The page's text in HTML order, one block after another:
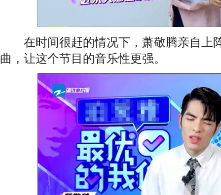
在时间很赶的情况下，萧敬腾亲自上
曲，让这个节目的音乐性更强。